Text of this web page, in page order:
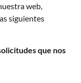
web,
siguientes
que nos